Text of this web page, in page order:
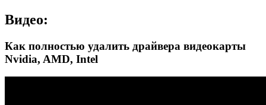
Видео:
Как полностью удалить драйвера видеокарты
Nvidia, AMD, Intel